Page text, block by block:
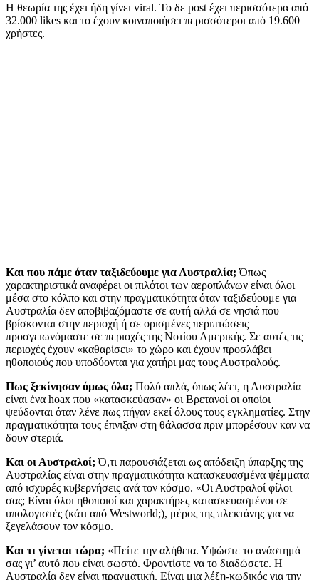
Η θεωρία της έχει ήδη γίνει viral. Το δε post έχει περισσότερα από
32.000 likes και το έχουν κοινοποιήσει περισσότεροι από 19.600
χρήστες.
Και που πάμε όταν ταξιδεύουμε για Αυστραλία;Όπως
χαρακτηριστικά αναφέρει οι πιλότοι των αεροπλάνων είναι όλοι
μέσα στο κόλπο και στην πραγματικότητα όταν ταξιδεύουμε για
Αυστραλία δεν αποβιβαζόμαστε σε αυτή αλλά σε νησιά που
βρίσκονται στην περιοχή ή σε ορισμένες περιπτώσεις
προσγειωνόμαστε σε περιοχές της Νοτίου Αμερικής. Σε αυτές τις
περιοχές έχουν «καθαρίσει» το χώρο και έχουν προσλάβει
ηθοποιούς που υποδύονται για χατήρι μας τους Αυστραλούς.
Πως ξεκίνησαν όμως όλα; Πολύ απλά, όπως λέει, η Αυστραλία
είναι ένα hoax που «κατασκεύασαν» οι Βρετανοί οι οποίοι
ψεύδονται όταν λένε πως πήγαν εκεί όλους τους εγκληματίες. Στην
πραγματικότητα τους έπνιξαν στη θάλασσα πριν μπορέσουν καν να
δουν στεριά.
Και οι Αυστραλοί; Ό,τι παρουσιάζεται ως απόδειξη ύπαρξης της
Αυστραλίας είναι στην πραγματικότητα κατασκευασμένα ψέμματα
από ισχυρές κυβερνήσεις ανά τον κόσμο. «Οι Αυστραλοί φίλοι
σας; Είναι όλοι ηθοποιοί και χαρακτήρες κατασκευασμένοι σε
υπολογιστές (κάτι από Westworld;), μέρος της πλεκτάνης για να
ξεγελάσουν τον κόσμο.
Και τι γίνεται τώρα; «Πείτε την αλήθεια. Υψώστε το ανάστημά
σας γι’ αυτό που είναι σωστό. Φροντίστε να το διαδώσετε. Η
Αυστραλία δεν είναι πραγματική. Είναι μια λέξη-κωδικός για την